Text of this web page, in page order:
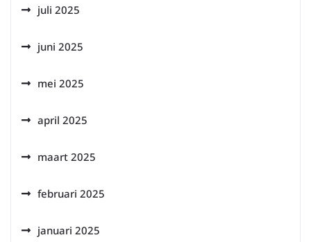
juli 2025
juni 2025
mei 2025
april 2025
maart 2025
februari 2025
januari 2025